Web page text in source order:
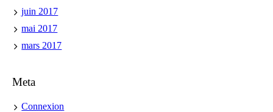
juin 2017
mai 2017
mars 2017
Meta
Connexion